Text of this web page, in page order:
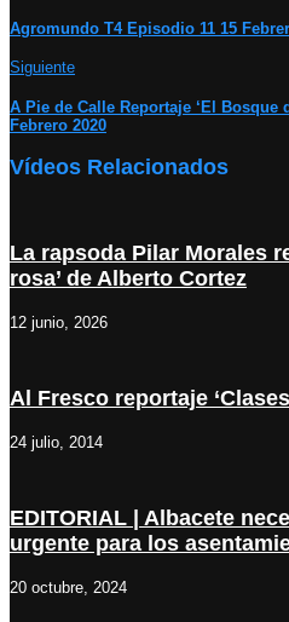
Agromundo T4 Episodio 11 15
Siguiente
A Pie de Calle Reportaje ‘El Bosque
Febrero 2020
Vídeos Relacionados
La rapsoda Pilar Morales
rosa’ de Alberto Cortez
12 junio, 2026
Al Fresco reportaje
24 julio, 2014
EDITORIAL | Albacete
urgente para los
20 octubre, 2024